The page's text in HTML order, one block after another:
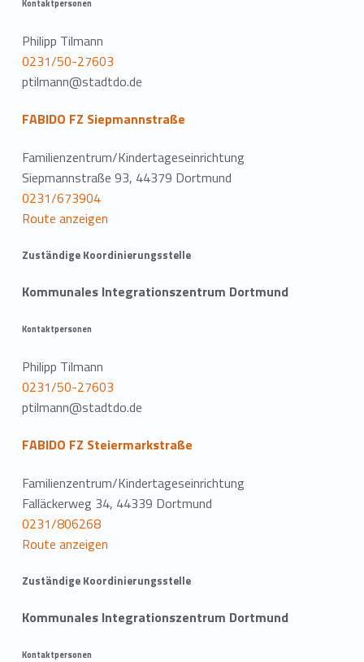
Kontaktpersonen
Philipp Tilmann
0231/50-27603
ptilmann@stadtdo.de
FABIDO FZ Siepmannstraße
Familienzentrum/Kindertageseinrichtung
Siepmannstraße 93, 44379 Dortmund
0231/673904
Route anzeigen
Zuständige Koordinierungsstelle
Kommunales Integrationszentrum Dortmund
Kontaktpersonen
Philipp Tilmann
0231/50-27603
ptilmann@stadtdo.de
FABIDO FZ Steiermarkstraße
Familienzentrum/Kindertageseinrichtung
Falläckerweg 34, 44339 Dortmund
0231/806268
Route anzeigen
Zuständige Koordinierungsstelle
Kommunales Integrationszentrum Dortmund
Kontaktpersonen